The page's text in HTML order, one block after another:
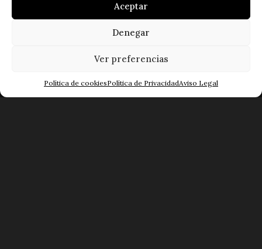
Aceptar
Denegar
Ver preferencias
Política de cookiesPolítica de PrivacidadAviso Legal
Fax: 923 28 28 78